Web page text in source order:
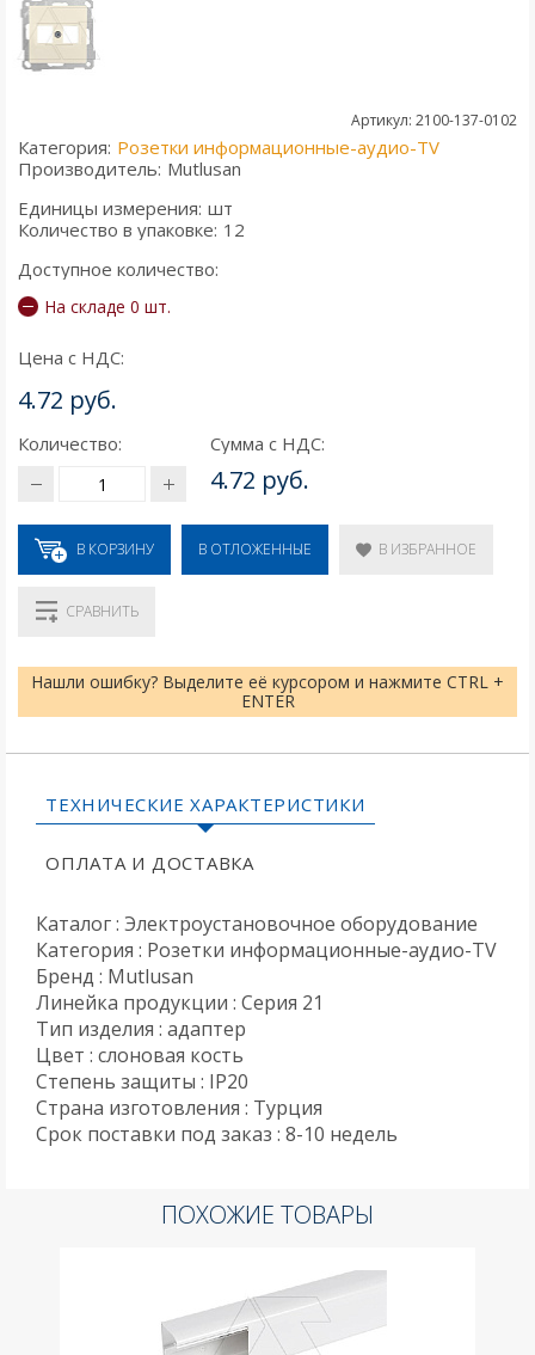
Артикул: 2100-137-0102
Категория: Розетки информационные-аудио-TV
Производитель: Mutlusan
Единицы измерения: шт
Количество в упаковке: 12
Доступное количество:
На складе 0 шт.
Цена с НДС:
4.72 руб.
Количество: Сумма с НДС:
4.72 руб.
В КОРЗИНУ В ОТЛОЖЕННЫЕ В ИЗБРАННОЕ
СРАВНИТЬ
Нашли ошибку? Выделите её курсором и нажмите CTRL +
ENTER
ТЕХНИЧЕСКИЕ ХАРАКТЕРИСТИКИ
ОПЛАТА И ДОСТАВКА
Каталог : Электроустановочное оборудование
Категория : Розетки информационные-аудио-TV
Бренд : Mutlusan
Линейка продукции : Серия 21
Тип изделия : адаптер
Цвет : слоновая кость
Степень защиты : IP20
Страна изготовления : Турция
Срок поставки под заказ : 8-10 недель
ПОХОЖИЕ ТОВАРЫ